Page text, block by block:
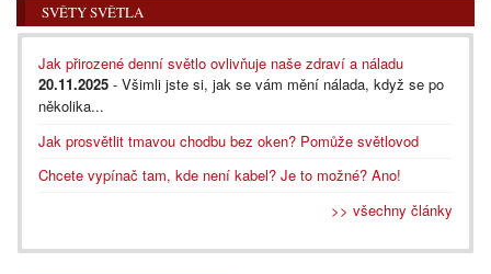
SVĚTY SVĚTLA
Jak přirozené denní světlo ovlivňuje naše zdraví a náladu
20.11.2025 - Všimli jste si, jak se vám mění nálada, když se po
několika...
Jak prosvětlit tmavou chodbu bez oken? Pomůže světlovod
Chcete vypínač tam, kde není kabel? Je to možné? Ano!
>> všechny články